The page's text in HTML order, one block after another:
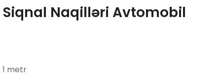
Naqilləri Avtomobil
1 metr